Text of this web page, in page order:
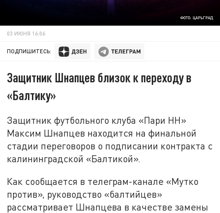
ФОТО: ЦАРЬГРАД
03 ИЮНЯ 16:06
ПОДПИШИТЕСЬ:
Защитник Шнапцев близок к переходу в
«Балтику»
Защитник футбольного клуба «Пари НН»
Максим Шнапцев находится на финальной
стадии переговоров о подписании контракта с
калининградской «Балтикой».
Как сообщается в телеграм-канале «Мутко
против», руководство «балтийцев»
рассматривает Шнапцева в качестве замены